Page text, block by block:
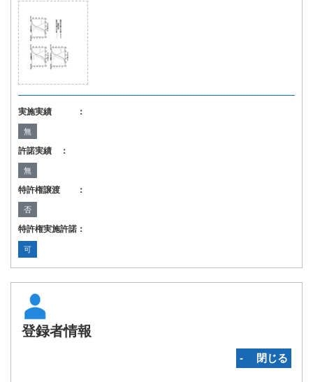
実施実績 ：
無
許諾実績 ：
無
特許権譲渡 ：
否
特許権実施許諾：
可
登録者情報
‐ 閉じる